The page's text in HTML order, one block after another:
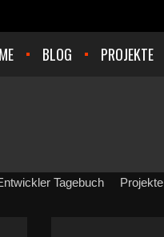
BLOG PROJEKTE
Tagebuch Projekte